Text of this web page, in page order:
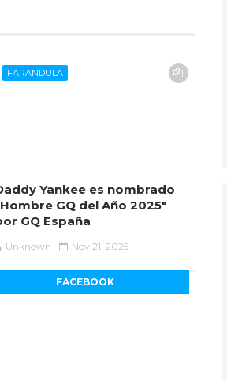
FARANDULA
Yankee es nombrado
GQ del Año 2025"
GQ España
Unknown Nov 21, 2025
FACEBOOK